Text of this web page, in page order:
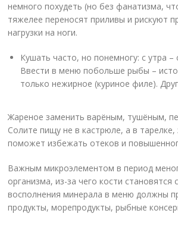
немного похудеть (но без фанатизма,
тяжелее переносят приливы и рискуют
нагрузки на ноги.
Кушать часто, но понемногу: с утра
Ввести в меню побольше рыбы –
только нежирное (куриное филе).
Жареное заменить варёным, тушёным,
Солите пищу не в кастрюле, а в
поможет избежать отеков и
Важным микроэлементом в период
организма, из-за чего кости
восполнения минерала в меню должны
продукты, морепродукты, рыбные